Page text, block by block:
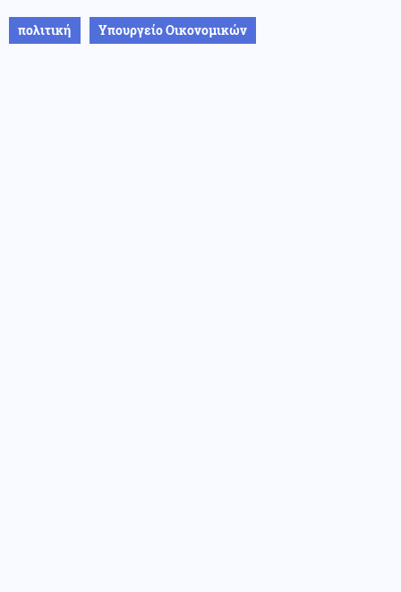
πολιτική Υπουργείο Οικονομικών